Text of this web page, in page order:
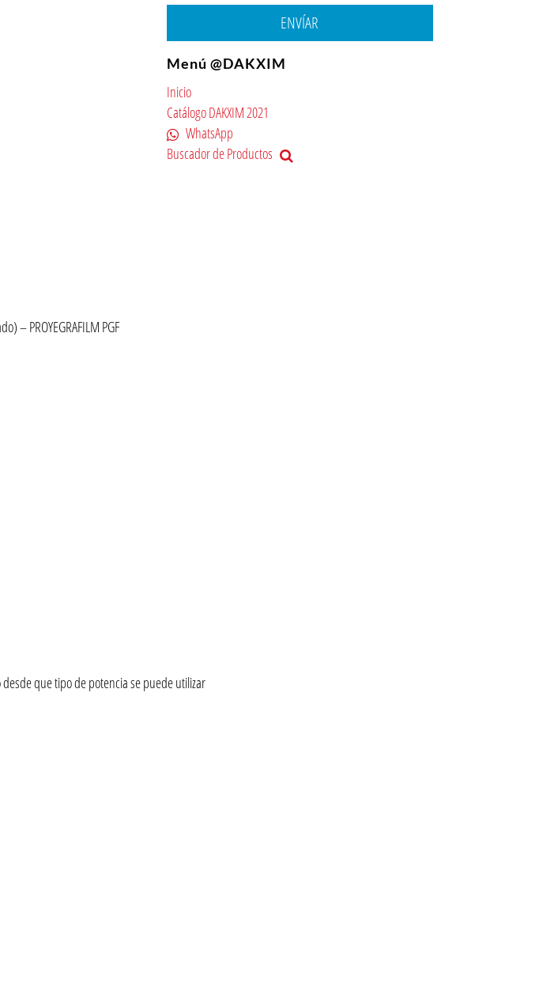
– PROYEGRAFILM PGF
ENVÍAR
Menú @DAKXIM
Inicio
Catálogo DAKXIM 2021
WhatsApp
Buscador de Productos
que tipo de potencia se puede utilizar